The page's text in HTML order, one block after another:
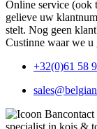
Online service (ook
gelieve uw
stelt. Nog geen
Custinne waar we u
+32(0)61 58